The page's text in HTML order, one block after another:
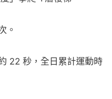
。
22 秒，全日累計運動時